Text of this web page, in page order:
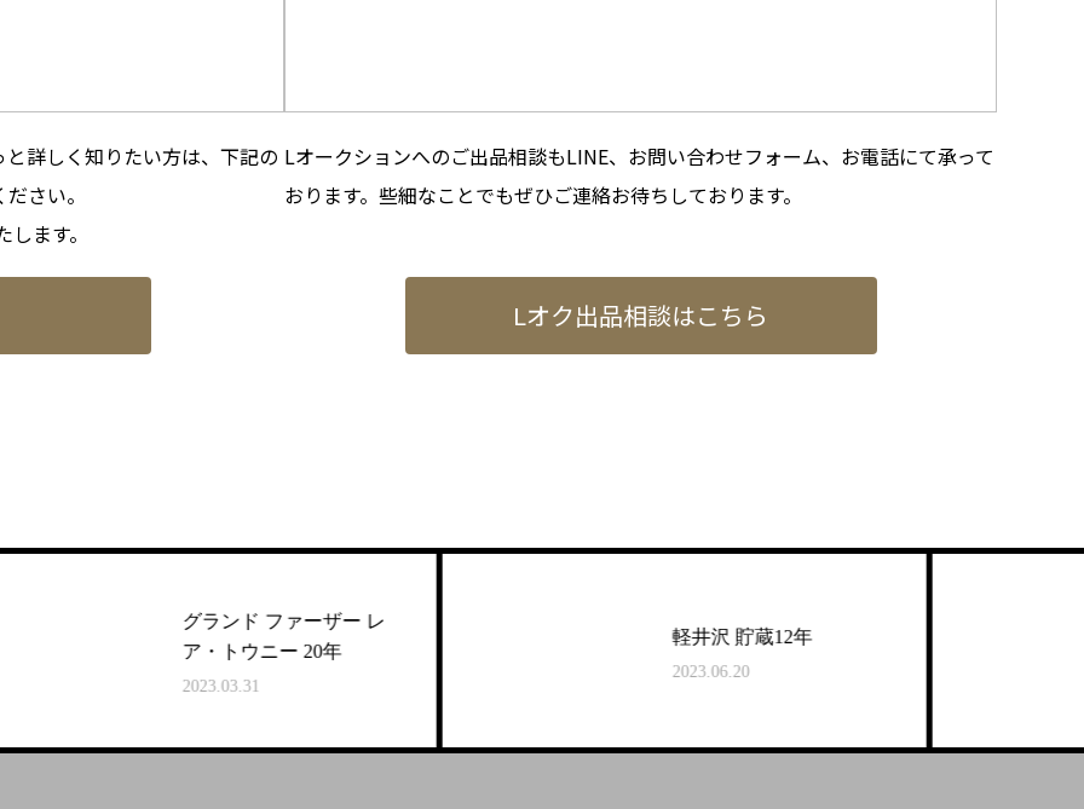
詳しく知りたい方は、下記の
さい。
ます。
Lオークションへのご出品相談もLINE、お問い合わせフォーム、お電話にて承って
おります。些細なことでもぜひご連絡お待ちしております。
Lオク出品相談はこちら
グランド ファーザー レ
ア・トウニー 20年
軽井沢 貯蔵12年